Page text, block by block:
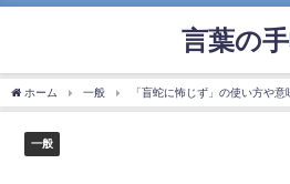
言葉の
ホーム 一般 「盲蛇に怖じず」の使い方や
一般